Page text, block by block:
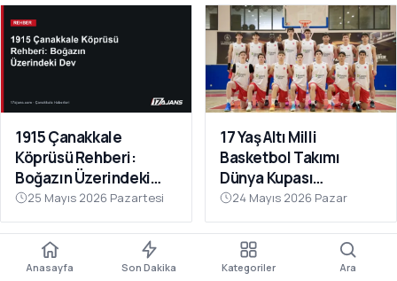
1915 Çanakkale
Köprüsü Rehberi:
Boğazın Üzerindeki
Dev25 Mayıs 2026 Pazartesi
17 Yaş Altı Milli
Basketbol Takımı
Dünya Kupası
Hazırlıklarına
Çanakkale’de Başladı
24 Mayıs 2026 Pazar
Anasayfa Son Dakika Kategoriler Ara